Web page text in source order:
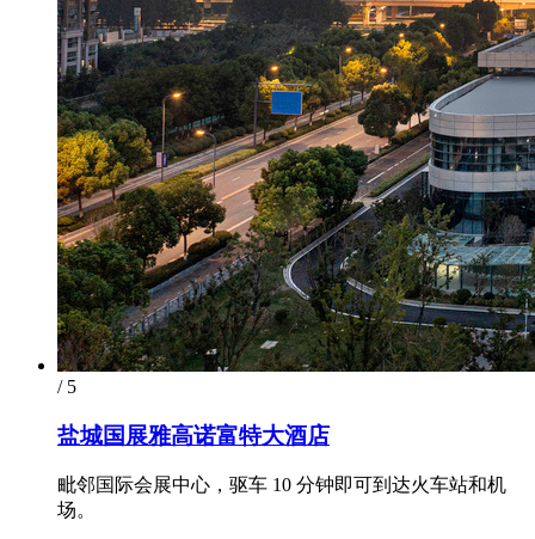
/ 5
盐城国展雅高诺富特大酒店
毗邻国际会展中心，驱车 10 分钟即可到达火车站和机
场。